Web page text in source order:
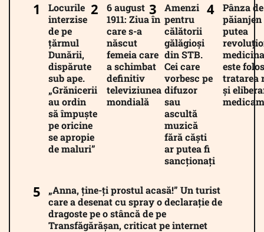
Locurile
interzise
de pe
țărmul
Dunării,
dispărute
sub ape.
„Grănicerii
au ordin
să împuște
pe oricine
se apropie
de maluri”
6 august
1911: Ziua în
care s-a
născut
femeia care
a schimbat
definitiv
televiziunea
mondială
Amenzi
pentru
călătorii
gălăgioși
din STB.
Cei care
vorbesc pe
difuzor
sau
ascultă
muzică
fără căști
ar putea fi
sancționați
Pânza de
păianjen
putea
este
tratarea
și
„Anna, ține-ți prostul acasă!” Un turist
care a desenat cu spray o declarație de
dragoste pe o stâncă de pe
Transfăgărășan, criticat pe internet